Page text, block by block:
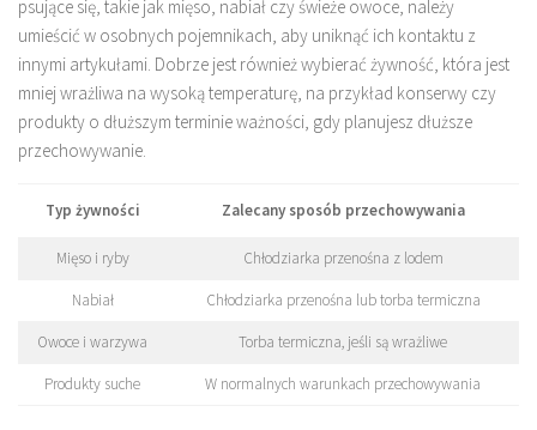
psujące się, takie jak mięso, nabiał czy świeże owoce, należy
umieścić w osobnych pojemnikach, aby uniknąć ich kontaktu z
innymi artykułami. Dobrze jest również wybierać żywność, która jest
mniej wrażliwa na wysoką temperaturę, na przykład konserwy czy
produkty o dłuższym terminie ważności, gdy planujesz dłuższe
przechowywanie.
Typ żywności Zalecany sposób przechowywania
Mięso i ryby Chłodziarka przenośna z lodem
Nabiał Chłodziarka przenośna lub torba termiczna
Owoce i warzywa Torba termiczna, jeśli są wrażliwe
Produkty suche W normalnych warunkach przechowywania